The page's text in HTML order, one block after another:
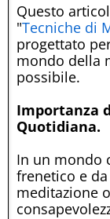
Questo
"Tecniche di
progettato
mondo della
possibile.
Importanza
Quotidiana.
In un mondo
frenetico e
meditazione